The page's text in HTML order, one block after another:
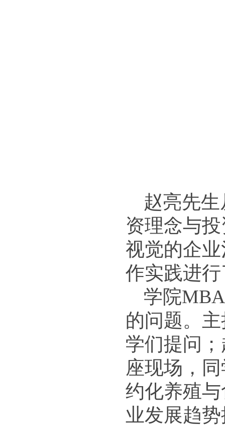
赵亮先
资理念与
视觉的企
作实践进
学院
的问题。
学们提问
座现场，
约化养殖
业发展趋